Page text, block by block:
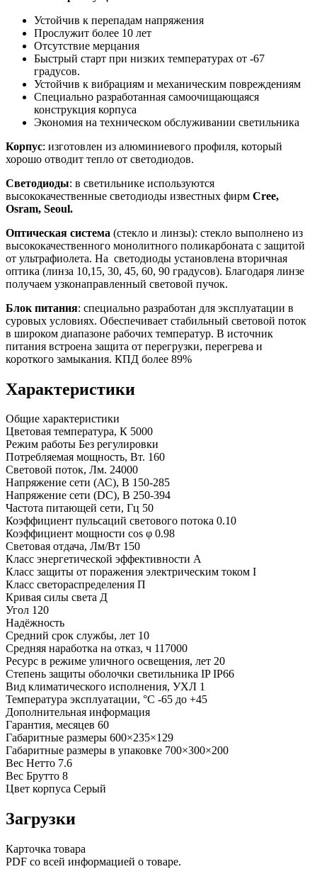
Устойчив к перепадам напряжения
Прослужит более 10 лет
Отсутствие мерцания
Быстрый старт при низких температурах от -67
градусов.
Устойчив к вибрациям и механическим повреждениям
Специально разработанная самоочищающаяся
конструкция корпуса
Экономия на техническом обслуживании светильника
Корпус: изготовлен из алюминиевого профиля, который
хорошо отводит тепло от светодиодов.
Светодиоды: в светильнике используются
высококачественные светодиоды известных фирм Cree,
Osram, Seoul.
Оптическая система (стекло и линзы): стекло выполнено из
высококачественного монолитного поликарбоната с защитой
от ультрафиолета. На светодиоды установлена вторичная
оптика (линза 10,15, 30, 45, 60, 90 градусов). Благодаря линзе
получаем узконаправленный световой пучок.
Блок питания: специально разработан для эксплуатации в
суровых условиях. Обеспечивает стабильный световой поток
в широком диапазоне рабочих температур. В источник
питания встроена защита от перегрузки, перегрева и
короткого замыкания. КПД более 89%
Характеристики
Общие характеристики
Цветовая температура, К 5000
Режим работы Без регулировки
Потребляемая мощность, Вт. 160
Световой поток, Лм. 24000
Напряжение сети (АС), В 150-285
Напряжение сети (DC), В 250-394
Частота питающей сети, Гц 50
Коэффициент пульсаций светового потока 0.10
Коэффициент мощности cos φ 0.98
Световая отдача, Лм/Вт 150
Класс энергетической эффективности A
Класс защиты от поражения электрическим током I
Класс светораспределения П
Кривая силы света Д
Угол 120
Надёжность
Средний срок службы, лет 10
Средняя наработка на отказ, ч 117000
Ресурс в режиме уличного освещения, лет 20
Степень защиты оболочки светильника IP IP66
Вид климатического исполнения, УХЛ 1
Температура эксплуатации, °С -65 до +45
Дополнительная информация
Гарантия, месяцев 60
Габаритные размеры 600×235×129
Габаритные размеры в упаковке 700×300×200
Вес Нетто 7.6
Вес Брутто 8
Цвет корпуса Серый
Загрузки
Карточка товара
PDF со всей информацией о товаре.